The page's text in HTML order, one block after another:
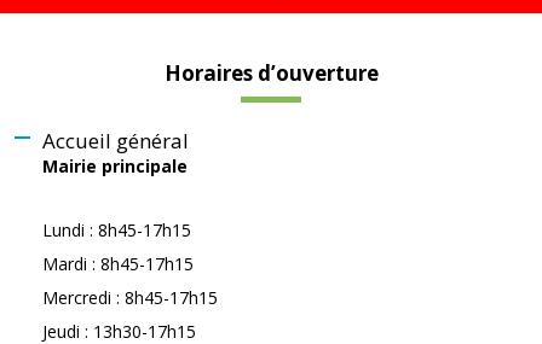
Horaires d’ouverture
Accueil général
Mairie principale
Lundi : 8h45-17h15
Mardi : 8h45-17h15
Mercredi : 8h45-17h15
Jeudi : 13h30-17h15